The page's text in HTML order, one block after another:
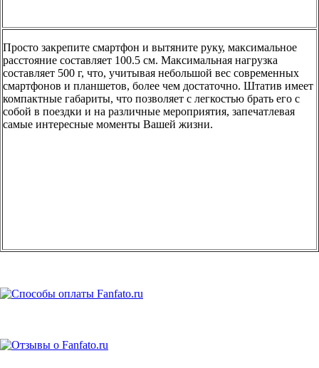
Просто закрепите смартфон и вытяните руку, максимальное
расстояние составляет 100.5 см. Максимальная нагрузка
составляет 500 г, что, учитывая небольшой вес современных
смартфонов и планшетов, более чем достаточно. Штатив имеет
компактные габариты, что позволяет с легкостью брать его с
собой в поездки и на различные мероприятия, запечатлевая
самые интересные моменты Вашей жизни.